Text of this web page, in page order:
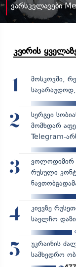
ვარსკვლავები
კვირის
1
მოსკოვში,
2
სერგეი
მომხდარ
Telegram-
3
ვოლოდიმირ
რუსული
4
კიევზე
საელჩო
5
უკრაინის
სამხედრო